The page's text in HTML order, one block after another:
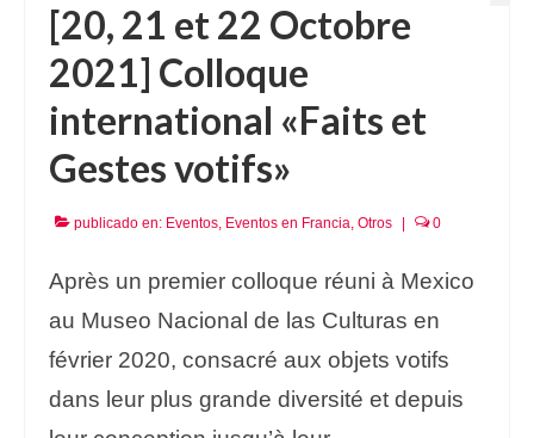
[20, 21 et 22 Octobre
2021] Colloque
international «Faits et
Gestes votifs»
publicado en: Eventos, Eventos en Francia, Otros 0
Après un premier colloque réuni à Mexico
au Museo Nacional de las Culturas en
février 2020, consacré aux objets votifs
dans leur plus grande diversité et depuis